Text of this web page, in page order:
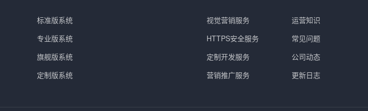
标准版系统
专业版系统
旗舰版系统
定制版系统
视觉营销服务
HTTPS安全服务
定制开发服务
营销推广服务
运营知识
常见问题
公司动态
更新日志